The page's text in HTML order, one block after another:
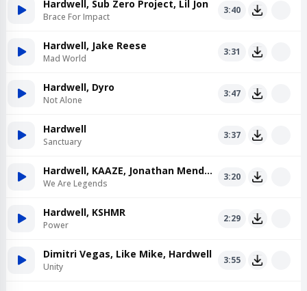
Hardwell, Sub Zero Project, Lil Jon
Brace For Impact
3:40
Hardwell, Jake Reese
Mad World
3:31
Hardwell, Dyro
Not Alone
3:47
Hardwell
Sanctuary
3:37
Hardwell, KAAZE, Jonathan Mendelsohn
We Are Legends
3:20
Hardwell, KSHMR
Power
2:29
Dimitri Vegas, Like Mike, Hardwell
Unity
3:55